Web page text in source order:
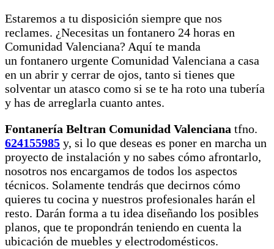
Estaremos a tu disposición siempre que nos
reclames. ¿Necesitas un fontanero 24 horas en
Comunidad Valenciana? Aquí te manda
un fontanero urgente Comunidad Valenciana a casa
en un abrir y cerrar de ojos, tanto si tienes que
solventar un atasco como si se te ha roto una tubería
y has de arreglarla cuanto antes.
Fontanería Beltran Comunidad Valenciana tfno.
624155985 y, si lo que deseas es poner en marcha un
proyecto de instalación y no sabes cómo afrontarlo,
nosotros nos encargamos de todos los aspectos
técnicos. Solamente tendrás que decirnos cómo
quieres tu cocina y nuestros profesionales harán el
resto. Darán forma a tu idea diseñando los posibles
planos, que te propondrán teniendo en cuenta la
ubicación de muebles y electrodomésticos.